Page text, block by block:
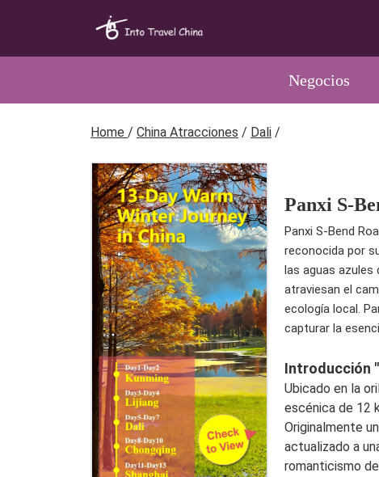
Negocios
Home / China Atracciones / Dali /
Panxi S-
Panxi S-Bend
reconocida por
las aguas azules
atraviesan el
ecología local.
capturar la
Introducción
Ubicado en la
escénica de 12
Originalmente
actualizado a
romanticismo